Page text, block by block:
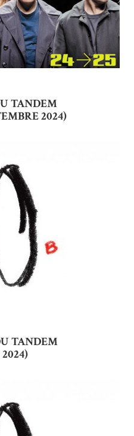
TANDEM
2024)
TANDEM